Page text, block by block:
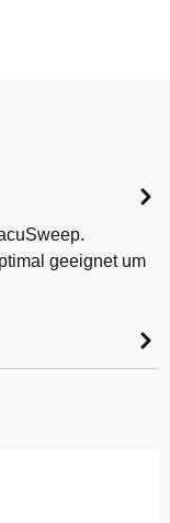
geeignet um